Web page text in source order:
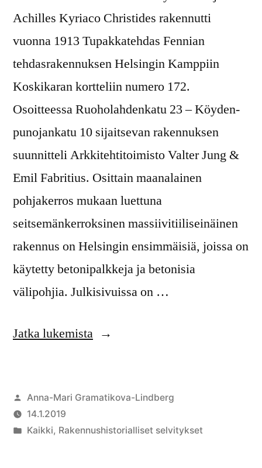
Achilles Kyriaco Christides rakennutti
vuonna 1913 Tupakkatehdas Fennian
tehdasrakennuksen Helsingin Kamppiin
Koskikaran kortteliin numero 172.
Osoitteessa Ruoholahdenkatu 23 – Köyden-
punojankatu 10 sijaitsevan rakennuksen
suunnitteli Arkkitehtitoimisto Valter Jung &
Emil Fabritius. Osittain maanalainen
pohjakerros mukaan luettuna
seitsemänkerroksinen massiivitiiliseinäinen
rakennus on Helsingin ensimmäisiä, joissa on
käytetty betonipalkkeja ja betonisia
välipohjia. Julkisivuissa on …
Jatka lukemista
Anna-Mari Gramatikova-Lindberg
14.1.2019
Kaikki, Rakennushistorialliset selvitykset